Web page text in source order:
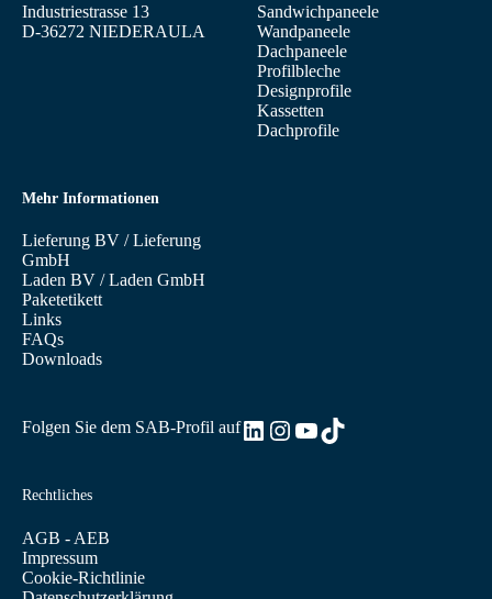
Sandwichpaneele
Wandpaneele
Dachpaneele
Profilbleche
Designprofile
Kassetten
Dachprofile
Mehr Informationen
Lieferung BV /Lieferung
GmbH
Laden BV /Laden GmbH
Paketetikett
Links
FAQs
Downloads
Industriestrasse 13
D-36272 NIEDERAULA
Rechtliches
AGB - AEB
Impressum
Cookie-Richtlinie
Folgen Sie dem SAB-Profil aufLinkedIn
Instagram
YouTube
TikTok